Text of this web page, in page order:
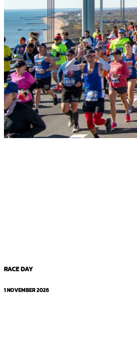
0
Cart
No products in the cart.
Return to shop
RACE DAY
1 NOVEMBER 2026